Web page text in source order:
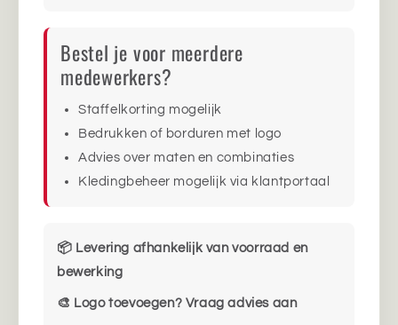
Bestel je voor meerdere
medewerkers?
Staffelkorting mogelijk
Bedrukken of borduren met logo
Advies over maten en combinaties
Kledingbeheer mogelijk via klantportaal
📦 Levering afhankelijk van voorraad en
bewerking
🎨 Logo toevoegen? Vraag advies aan